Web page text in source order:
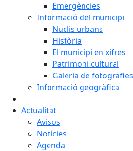
Emergències
Informació del municipi
Nuclis urbans
Història
El municipi en xifres
Patrimoni cultural
Galeria de fotografies
Informació geogràfica
Actualitat
Avisos
Notícies
Agenda